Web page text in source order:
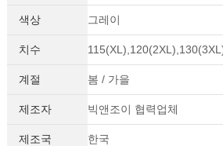
색상 그레이
치수
계절 봄 / 가을
제조자 빅앤조이 협력업체
제조국 한국